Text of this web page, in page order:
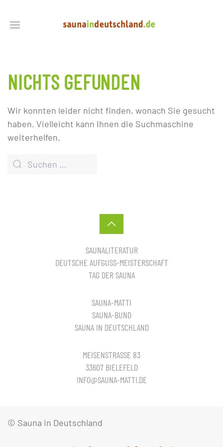
NICHTS GEFUNDEN
Wir konnten leider nicht finden, wonach Sie gesucht
haben. Vielleicht kann Ihnen die Suchmaschine
weiterhelfen.
SAUNALITERATUR
DEUTSCHE AUFGUSS-MEISTERSCHAFT
TAG DER SAUNA
SAUNA-MATTI
SAUNA-BUND
SAUNA IN DEUTSCHLAND
MEISENSTRASSE 83
33607 BIELEFELD
INFO@SAUNA-MATTI.DE
© Sauna in Deutschland